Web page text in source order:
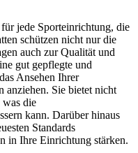
jede Sporteinrichtung, die
schützen nicht nur die
auch zur Qualität und
gut gepflegte und
Ansehen Ihrer
anziehen. Sie bietet nicht
die
kann. Darüber hinaus
Standards
in Ihre Einrichtung stärken.